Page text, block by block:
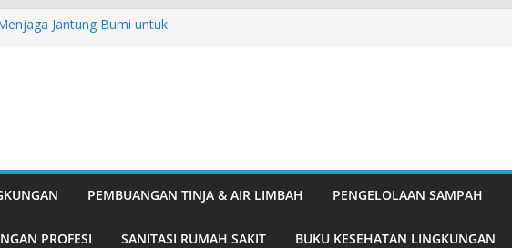
Jantung Bumi untuk
Ganda Tangkal Nyamuk dan
Pembangunan
PEMBUANGAN TINJA & AIR LIMBAH PENGELOLAAN SAMPAH
PROFESI SANITASI RUMAH SAKIT BUKU KESEHATAN LINGKUNGAN